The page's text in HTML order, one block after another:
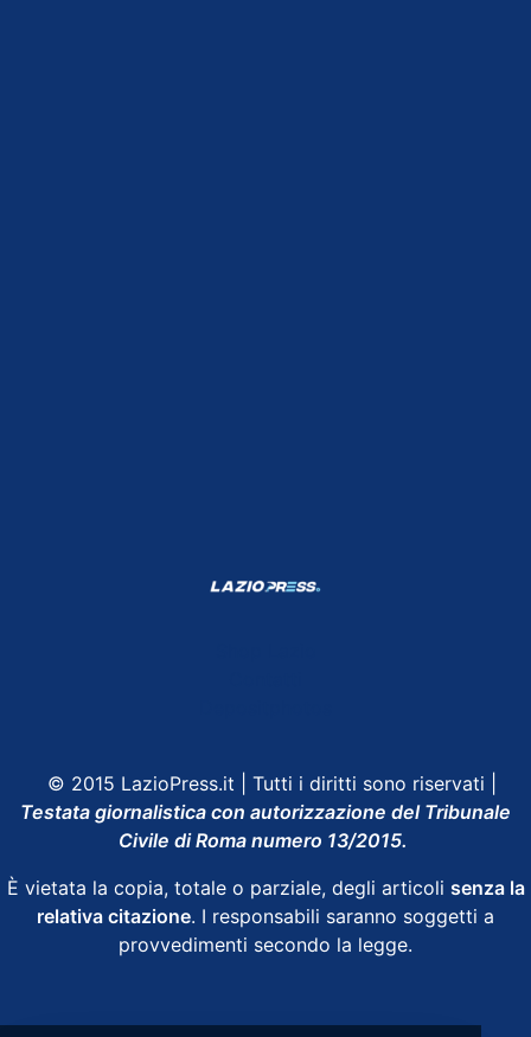
© 2015 LazioPress.it | Tutti i diritti sono riservati |
Testata giornalistica con autorizzazione del Tribunale
Civile di Roma numero 13/2015.
È vietata la copia, totale o parziale, degli articoli senza la
relativa citazione. I responsabili saranno soggetti a
provvedimenti secondo la legge.